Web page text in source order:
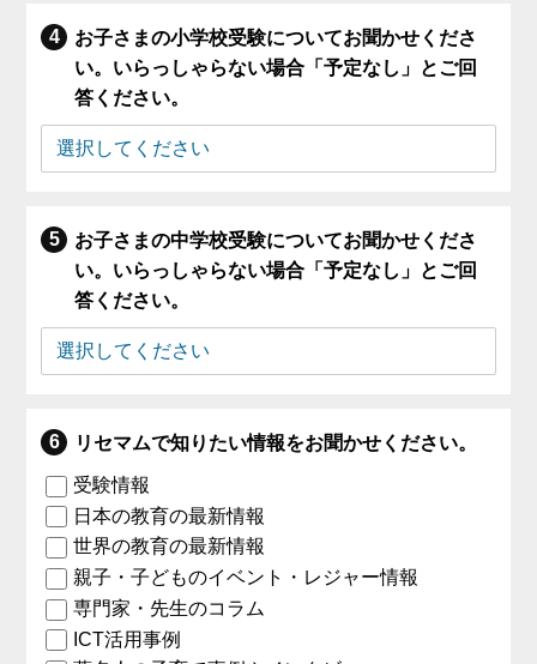
お子さまの小学校受験についてお聞かせくださ
い。いらっしゃらない場合「予定なし」とご回
答ください。
お子さまの中学校受験についてお聞かせくださ
い。いらっしゃらない場合「予定なし」とご回
答ください。
リセマムで知りたい情報をお聞かせください。
受験情報
日本の教育の最新情報
世界の教育の最新情報
親子・子どものイベント・レジャー情報
専門家・先生のコラム
ICT活用事例